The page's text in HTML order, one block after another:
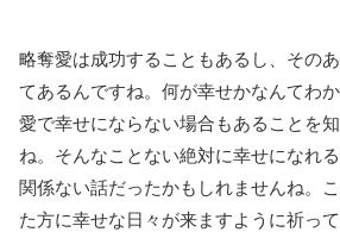
略奪愛は成功することもあるし、その
てあるんですね。何が幸せかなんてわ
愛で幸せにならない場合もあることを
ね。そんなことない絶対に幸せになれ
関係ない話だったかもしれませんね。
た方に幸せな日々が来ますように祈って